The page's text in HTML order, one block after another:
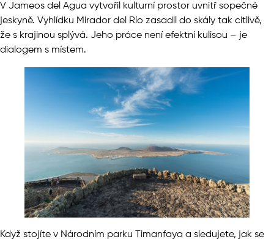
V Jameos del Agua vytvořil kulturní prostor uvnitř sopečné
jeskyně. Vyhlídku Mirador del Río zasadil do skály tak citlivě,
že s krajinou splývá. Jeho práce není efektní kulisou – je
dialogem s místem.
Když stojíte v Národním parku Timanfaya a sledujete, jak se